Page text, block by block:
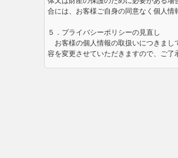
合には、お客様ご自身の同意なく個人
５．プライバシーポリシーの見直し
お客様の個人情報の取扱いにつきまし
容を変更させていただきますので、ご